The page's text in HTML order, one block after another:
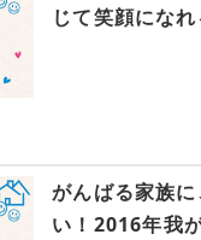
じて笑顔にな
がんばる家族
い！2016年